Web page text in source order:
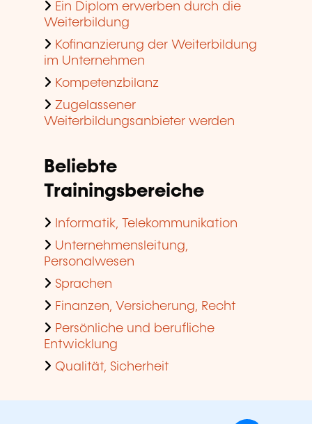
Ein Diplom erwerben durch die
Weiterbildung
Kofinanzierung der Weiterbildung
im Unternehmen
Kompetenzbilanz
Zugelassener
Weiterbildungsanbieter werden
Beliebte
Trainingsbereiche
Informatik, Telekommunikation
Unternehmensleitung,
Personalwesen
Sprachen
Finanzen, Versicherung, Recht
Persönliche und berufliche
Entwicklung
Qualität, Sicherheit